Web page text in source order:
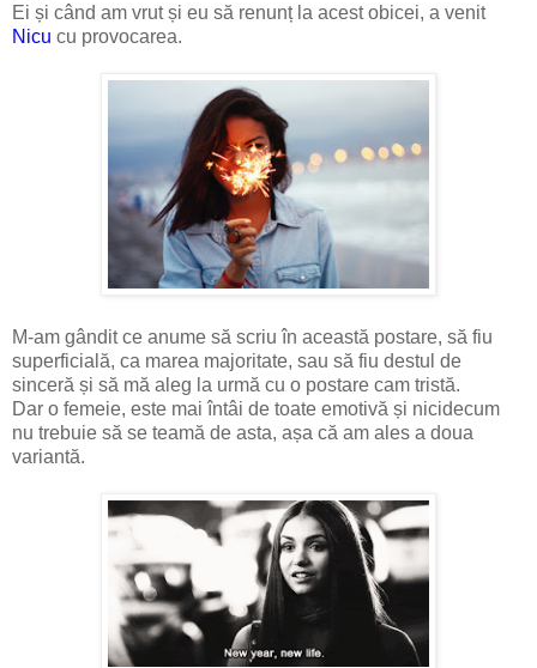
Ei și când am vrut și eu să renunț la acest obicei, a venit
Nicu cu provocarea.
M-am gândit ce anume să scriu în această postare, să fiu
superficială, ca marea majoritate, sau să fiu destul de
sinceră și să mă aleg la urmă cu o postare cam tristă.
Dar o femeie, este mai întâi de toate emotivă și nicidecum
nu trebuie să se teamă de asta, așa că am ales a doua
variantă.